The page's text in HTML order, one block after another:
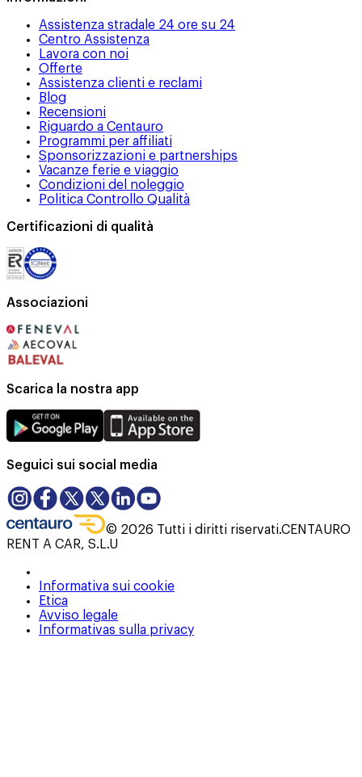
Assistenza stradale 24 ore su 24
Centro Assistenza
Lavora con noi
Offerte
Assistenza clienti e reclami
Blog
Recensioni
Riguardo a Centauro
Programmi per affiliati
Sponsorizzazioni e partnerships
Vacanze ferie e viaggio
Condizioni del noleggio
Politica Controllo Qualità
Certificazioni di qualità
Associazioni
Scarica la nostra app
Seguici sui social media
© 2026 Tutti i diritti riservati.CENTAURO
RENT A CAR, S.L.U
Informativa sui cookie
Etica
Avviso legale
Informativas sulla privacy